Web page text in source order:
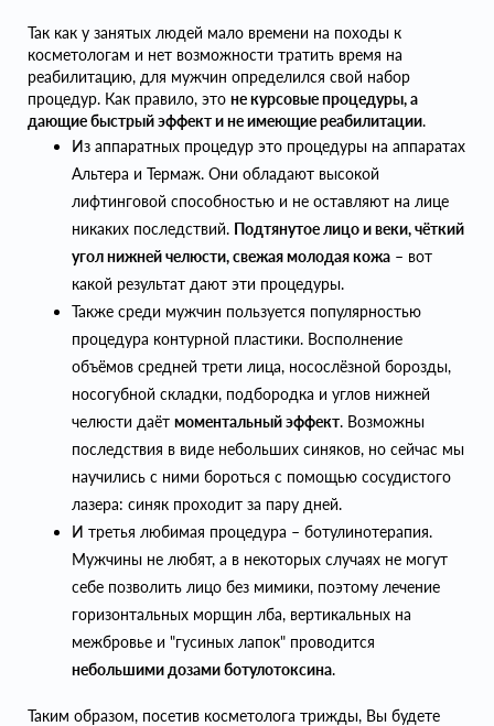
Так как у занятых людей мало времени на походы к
косметологам и нет возможности тратить время на
реабилитацию, для мужчин определился свой набор
процедур. Как правило, это не курсовые процедуры, а
дающие быстрый эффект и не имеющие реабилитации.
Из аппаратных процедур это процедуры на аппаратах
Альтера и Термаж. Они обладают высокой
лифтинговой способностью и не оставляют на лице
никаких последствий. Подтянутое лицо и веки, чёткий
угол нижней челюсти, свежая молодая кожа – вот
какой результат дают эти процедуры.
Также среди мужчин пользуется популярностью
процедура контурной пластики. Восполнение
объёмов средней трети лица, носослёзной борозды,
носогубной складки, подбородка и углов нижней
челюсти даёт моментальный эффект. Возможны
последствия в виде небольших синяков, но сейчас мы
научились с ними бороться с помощью сосудистого
лазера: синяк проходит за пару дней.
И третья любимая процедура – ботулинотерапия.
Мужчины не любят, а в некоторых случаях не могут
себе позволить лицо без мимики, поэтому лечение
горизонтальных морщин лба, вертикальных на
межбровье и "гусиных лапок" проводится
небольшими дозами ботулотоксина.
Таким образом, посетив косметолога трижды, Вы будете